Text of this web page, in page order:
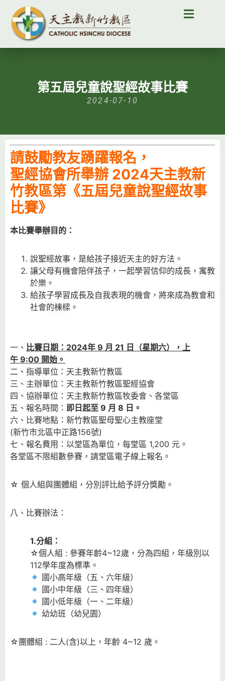
第五屆兒童說聖經故事比賽
2024-07-10
請鼓勵教友踴躍報名，
聖經協會所舉辦 2024天主教新
竹教區第《五屆兒童說聖經故事
比賽》
本比賽舉辦目的：
說聖經故事，是給孩子接近天主的好方法。
讓父母有機會陪伴孩子，一起學習信仰的成長，寓教
於樂。
給孩子學習成長及自我表現的機會，將來成為教會和
社會的棟樑。
一、 比賽日期： 2024年 9 月 21 日（星期六），上
午 9:00 開始。
二、指導單位：天主教新竹教區
三、主辦單位：天主教新竹教區聖經協會
四、協辦單位：天主教新竹教區牧委會、各堂區
五、報名時間： 即日起至 9 月 8 日。
六、比賽地點：新竹教區聖母聖心主教座堂
(新竹市北區中正路156號)
七、報名費用：以堂區為單位，每堂區 1,200 元。
各堂區不限組數參賽，請堂區電子線上報名。
☆ 個人組與團體組，分別評比給予評分獎勵。
八、比賽辦法：
1.分組：
☆個人組 : 參賽年齡4~12歲，分為四組，年級別以
112學年度為標準。
國小高年級（五、六年級）
國小中年級（三、四年級）
國小低年級（一、二年級）
幼幼班（幼兒園）
☆團體組 : 二人(含)以上，年齡 4~12 歲。